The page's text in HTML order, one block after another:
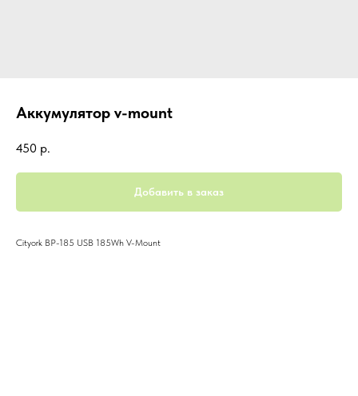
Аккумулятор v-mount
450 р.
Добавить в заказ
Cityork BP-185 USB 185Wh V-Mount